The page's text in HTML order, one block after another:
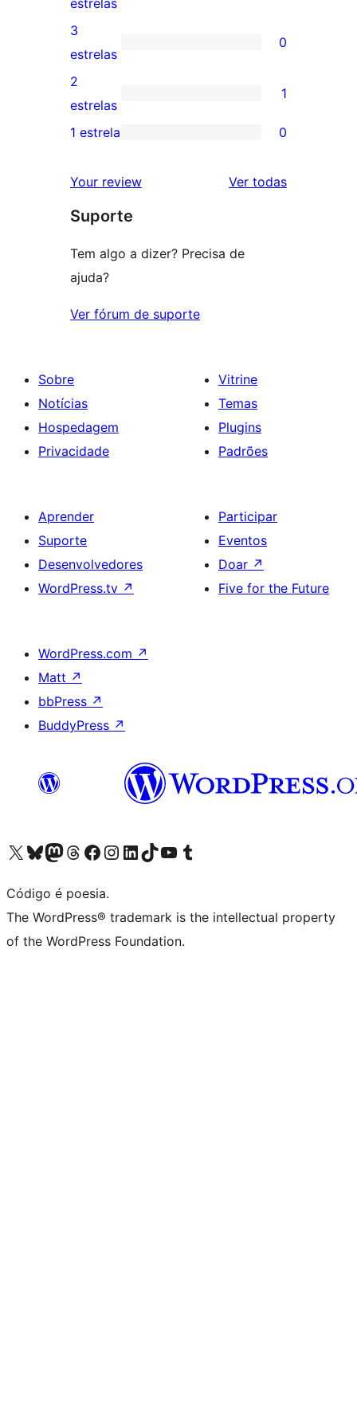
5
estrela
avaliação
com
4
estrela
0
avaliação
com
3
3
estrelas
0
1
avaliação
2
2
estrelas
1
com
1
1 estrela 0
Your review Ver todasavaliações
Suporte
Tem algo a dizer? Precisa de
ajuda?
Ver fórum de suporte
Sobre
Notícias
Hospedagem
Privacidade
Vitrine
Temas
Plugins
Padrões
Aprender
Suporte
Desenvolvedores
WordPress.tv ↗
Participar
Eventos
Doar ↗
Five for the Future
WordPress.com ↗
Matt ↗
bbPress ↗
BuddyPress ↗
Acessar nossa conta do X (antigo Twitter)
Acessar nossa conta do Bluesky
Acessar nossa conta do Mastodon
Acessar nossa conta do Threads
Acessar nossa página do Facebook
Acessar nossa conta do Instagram
Acessar nossa conta do LinkedIn
Acessar nossa conta do TikTok
Acessar nosso canal do YouTube
Acessar nossa conta no Tumblr
Código é poesia.
The WordPress® trademark is the intellectual property
of the WordPress Foundation.